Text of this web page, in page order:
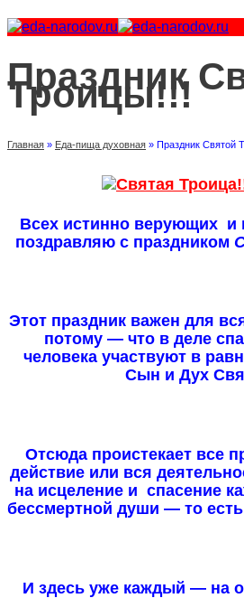
Праздник
Троицы!!!
Главная » Еда-пища духовная » Праздник Святой
Всех истинно верующих и
поздравляю с праздником
Этот праздник важен для
потому — что в деле
человека участвуют в
Сын и Дух
Отсюда проистекает все
действие или вся
на исцеление и спасение
бессмертной души — то есть
И здесь уже каждый — на